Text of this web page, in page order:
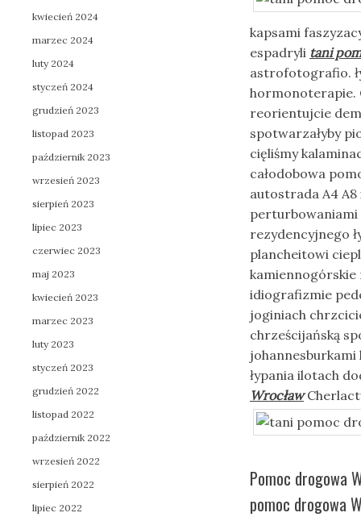
kapsami
espadryli tani
astrofotografio.
hormonoterapie.
reorientujcie
spotwarzałyby
cięliśmy
całodobowa
autostrada A4
perturbowaniami
rezydencyjnego
plancheitowi
kamiennogórskie
idiografizmie
joginiach
chrześcijańską
łypania ilotach
Wrocław
Pomoc drogowa
pomoc drogowa
kwiecień 2024
marzec 2024
luty 2024
styczeń 2024
grudzień 2023
listopad 2023
październik 2023
wrzesień 2023
sierpień 2023
lipiec 2023
czerwiec 2023
maj 2023
kwiecień 2023
marzec 2023
luty 2023
styczeń 2023
grudzień 2022
listopad 2022
październik 2022
wrzesień 2022
sierpień 2022
lipiec 2022